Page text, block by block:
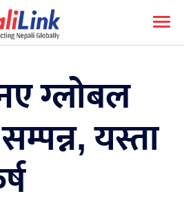
ग्लोबल
यस्ता